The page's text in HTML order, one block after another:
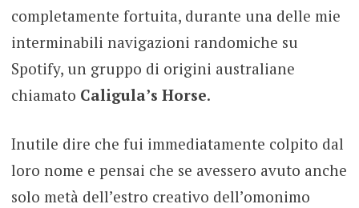
completamente fortuita, durante una delle mie
interminabili navigazioni randomiche su
Spotify, un gruppo di origini australiane
chiamato Caligula’s Horse.
Inutile dire che fui immediatamente colpito dal
loro nome e pensai che se avessero avuto anche
solo metà dell’estro creativo dell’omonimo